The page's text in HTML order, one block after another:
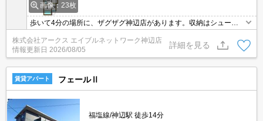
画像：23枚
歩いて4分の場所に、ザグザグ神辺店があります。収納はシューズ
ボックス・クロゼットなど豊富なので、衣類や履き物の整理がしや
すく便利です。室内設備は洗面所独立・浴室乾燥機など大変充実し
ております。知らない人が来た時でも玄関を開ける必要がなくなる
TVインターホンが付いております。
株式会社アークス エイブルネットワーク神辺店
情報更新日 2026/08/05
詳細を見る
賃貸アパート フェールⅡ
福塩線/神辺駅 徒歩14分